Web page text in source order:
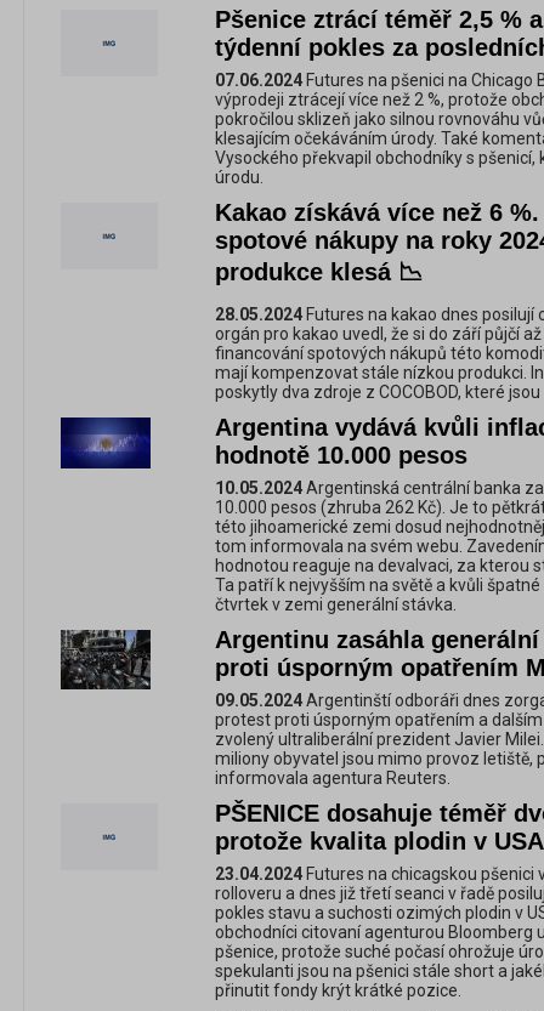
Pšenice ztrácí téměř 2,5 %
týdenní pokles za
07.06.2024 Futures na pšenici na
výprodeji ztrácejí více než 2 %, protože
pokročilou sklizeň jako silnou rovnováhu
klesajícím očekáváním úrody. Také
Vysockého překvapil obchodníky s pšenicí,
úrodu.
Kakao získává více než 6
spotové nákupy na roky
produkce klesá 📉
28.05.2024 Futures na kakao dnes posilují
orgán pro kakao uvedl, že si do září půjčí
financování spotových nákupů této
mají kompenzovat stále nízkou produkci.
poskytly dva zdroje z COCOBOD, které
Argentina vydává kvůli
hodnotě 10.000 pesos
10.05.2024Argentinská centrální banka
10.000 pesos (zhruba 262 Kč). Je to
této jihoamerické zemi dosud
tom informovala na svém webu.
hodnotou reaguje na devalvaci, za kterou
Ta patří k nejvyšším na světě a kvůli
čtvrtek v zemi generální stávka.
Argentinu zasáhla
proti úsporným opatřením
09.05.2024Argentinští odboráři dnes
protest proti úsporným opatřením a
zvolený ultraliberální prezident Javier
miliony obyvatel jsou mimo provoz letiště,
informovala agentura Reuters.
PŠENICE dosahuje téměř
protože kvalita plodin v
23.04.2024 Futures na chicagskou pšenici
rolloveru a dnes již třetí seanci v řadě
pokles stavu a suchosti ozimých plodin v
obchodníci citovaní agenturou Bloomberg
pšenice, protože suché počasí ohrožuje
spekulanti jsou na pšenici stále short a
přinutit fondy krýt krátké pozice.